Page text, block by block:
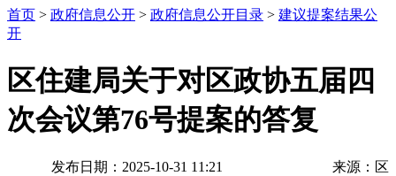
首页 > 政府信息公开 > 政府信息公开目录 > 建议提案结果公
开
区住建局关于对区政协五届四
次会议第76号提案的答复
发布日期：2025-10-31 11:21
来源：区